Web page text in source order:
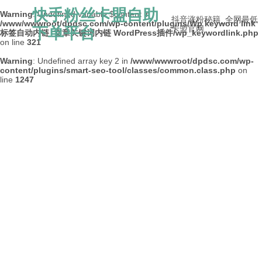
Warning: Undefined variable $content in
/www/wwwroot/dpdsc.com/wp-content/plugins/Wp keyword link
标签自动内链_文章关键词内链 WordPress插件/wp_keywordlink.php
on line 321
Warning: Undefined array key 2 in /www/wwwroot/dpdsc.com/wp-
content/plugins/smart-seo-tool/classes/common.class.php on
line 1247
快手粉丝卡盟自助
下单平台
抖音涨粉秘籍_全网最低
卡盟官网